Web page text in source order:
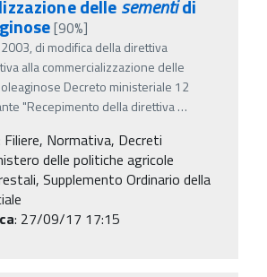
dellesementidi
[90%]
di modifica della direttiva
alla commercializzazione delle
Decreto ministeriale 12
"Recepimento della direttiva…
Filiere, Normativa, Decreti
delle politiche agricole
Supplemento Ordinario della
: 27/09/17 17:15